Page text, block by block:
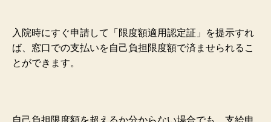
入院時にすぐ申請して「限度額適用認定証」を提示すれ
ば、窓口での支払いを自己負担限度額で済ませられるこ
とができます。
自己負担限度額を超えるか分からない場合でも、支給申